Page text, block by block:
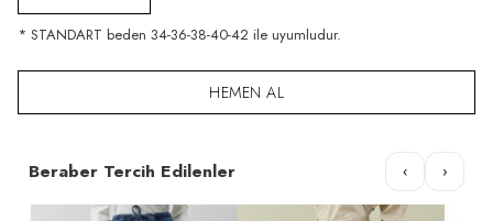
* STANDART beden 34-36-38-40-42 ile uyumludur.
HEMEN AL
Beraber Tercih Edilenler ‹ ›